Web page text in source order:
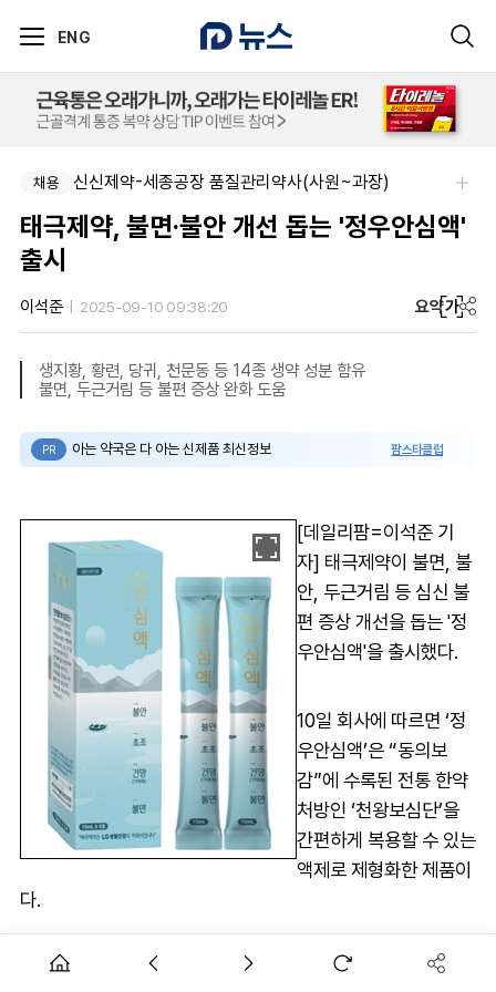
ENG
채용 신신제약-세종공장 품질관리약사(사원~과장)
태극제약, 불면·불안 개선 돕는 '정우안심액'
출시
이석준 2025-09-10 09:38:20 요약가
생지황, 황련, 당귀, 천문동 등 14종 생약 성분 함유
불면, 두근거림 등 불편 증상 완화 도움
PR 아는 약국은 다 아는 신제품 최신정보 팜스타클럽
[데일리팜=이석준 기
자] 태극제약이 불면, 불
안, 두근거림 등 심신 불
편 증상 개선을 돕는 '정
우안심액'을 출시했다.
10일 회사에 따르면 ‘정
우안심액’은 “동의보
감”에 수록된 전통 한약
처방인 ‘천왕보심단’을
간편하게 복용할 수 있는
액제로 제형화한 제품이
다.
천왕보심단은 생지황, 황련, 당귀, 천문동 등 14종의 생약 성분
을 배합한 것으로 심장의 과도한 열을 내려 마음을 진정시키고